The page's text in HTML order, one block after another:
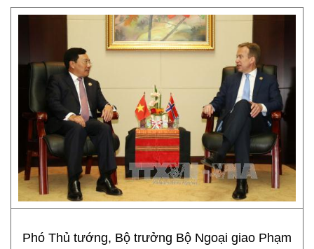
Phó Thủ tướng, Bộ trưởng Bộ Ngoại giao Phạm